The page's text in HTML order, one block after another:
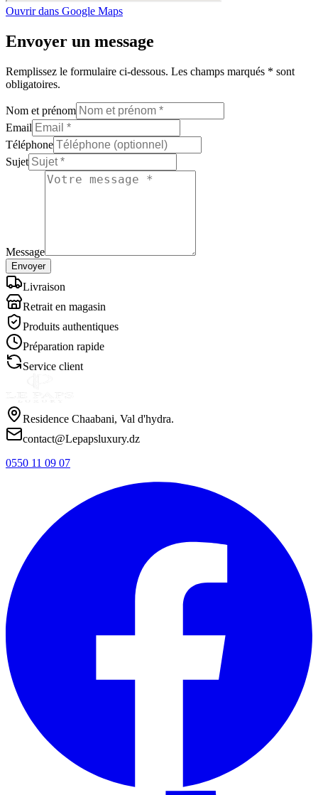
Ouvrir dans Google Maps
Envoyer un message
Remplissez le formulaire ci-dessous. Les champs marqués * sont
obligatoires.
Nom et prénom
Email
Téléphone
Sujet
Message
Envoyer
Livraison
Retrait en magasin
Produits authentiques
Préparation rapide
Service client
Residence Chaabani, Val d'hydra.
contact@Lepapsluxury.dz
0550 11 09 07